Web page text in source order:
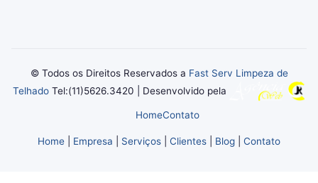
© Todos os Direitos Reservados a Fast Serv Limpeza de
TelhadoTel:(11)5626.3420 | Desenvolvido pela
HomeContato
Home Empresa Serviços Clientes Blog Contato